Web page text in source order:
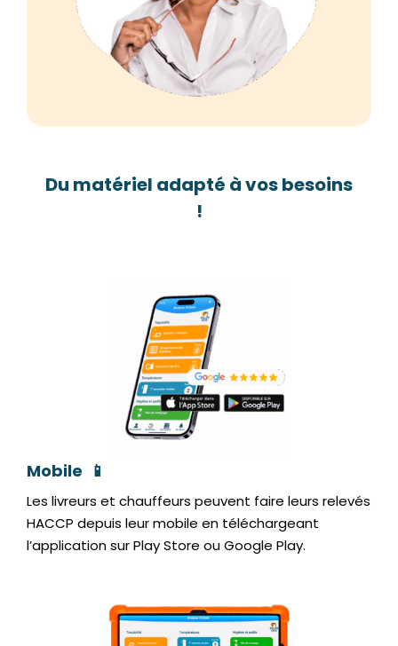
Du matériel adapté à vos besoins
!
Mobile 📱
Les livreurs et chauffeurs peuvent faire leurs relevés
HACCP depuis leur mobile en téléchargeant
l’application sur Play Store ou Google Play.